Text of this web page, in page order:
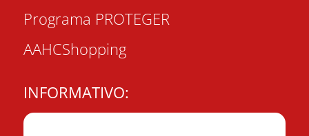
Programa PROTEGER
AAHCShopping
INFORMATIVO: